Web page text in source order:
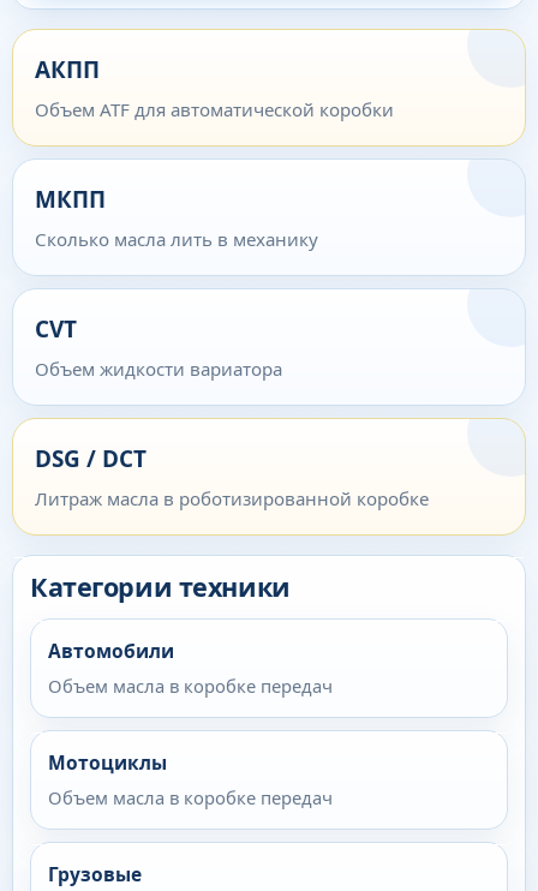
АКПП
Объем ATF для автоматической коробки
МКПП
Сколько масла лить в механику
CVT
Объем жидкости вариатора
DSG / DCT
Литраж масла в роботизированной коробке
Категории техники
Автомобили
Объем масла в коробке передач
Мотоциклы
Объем масла в коробке передач
Грузовые